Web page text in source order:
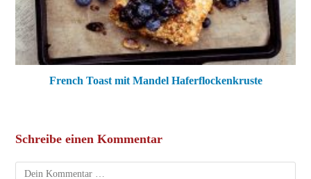
French Toast mit Mandel Haferflockenkruste
Schreibe einen Kommentar
Kommentar